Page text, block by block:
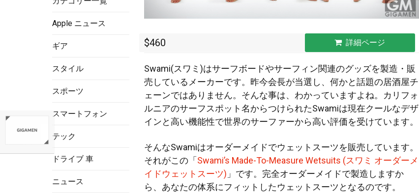
Apple ニュース
ギア
スタイル
スポーツ
スマートフォン
テック
ドライブ 車
ニュース
$460 詳細ページ
Swami(スワミ)はサーフボードやサーフィン関連のグッズを製造・販
売しているメーカーです。昨今会長が当選し、何かと話題の居酒屋チ
ェーンではありません。そんな事は、わかっていますよね。カリフォ
ルニアのサーフスポット名からつけられたSwamiは現在クールなデザ
インと高い機能性で世界のサーファーから高い評価を受けています。
そんなSwamiはオーダーメイドでウェットスーツを販売しています。
それがこの「Swami’s Made-To-Measure Wetsuits (スワミ オーダーメ
イドウェットスーツ) 」です。完全オーダーメイドで製造しますか
ら、あなたの体系にフィットしたウェットスーツとなるのです。